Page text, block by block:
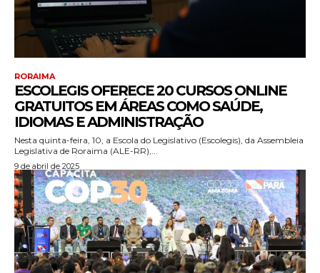
RORAIMA
ESCOLEGIS OFERECE 20 CURSOS ONLINE
GRATUITOS EM ÁREAS COMO SAÚDE,
IDIOMAS E ADMINISTRAÇÃO
Nesta quinta-feira, 10, a Escola do Legislativo (Escolegis), da Assembleia
Legislativa de Roraima (ALE-RR),...
9 de abril de 2025